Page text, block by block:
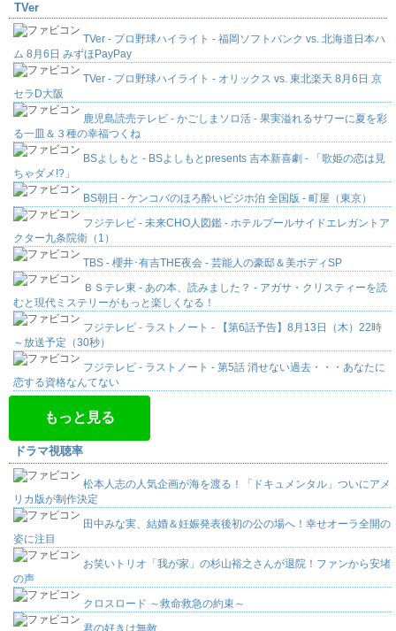
TVer
TVer - プロ野球ハイライト - 福岡ソフトバンク vs. 北海道日本ハ
ム 8月6日 みずほPayPay
TVer - プロ野球ハイライト - オリックス vs. 東北楽天 8月6日 京
セラD大阪
鹿児島読売テレビ - かごしまソロ活 - 果実溢れるサワーに夏を彩
る一皿＆３種の幸福つくね
BSよしもと - BSよしもとpresents 吉本新喜劇 - 「歌姫の恋は見
ちゃダメ!?」
BS朝日 - ケンコバのほろ酔いビジホ泊 全国版 - 町屋（東京）
フジテレビ - 未来CHO人図鑑 - ホテルプールサイドエレガントア
クター九条院衛（1）
TBS - 櫻井･有吉THE夜会 - 芸能人の豪邸＆美ボディSP
ＢＳテレ東 - あの本、読みました？ - アガサ・クリスティーを読
むと現代ミステリーがもっと楽しくなる！
フジテレビ - ラストノート - 【第6話予告】8月13日（木）22時
～放送予定（30秒）
フジテレビ - ラストノート - 第5話 消せない過去・・・あなたに
恋する資格なんてない
もっと見る
ドラマ視聴率
松本人志の人気企画が海を渡る！「ドキュメンタル」ついにアメ
リカ版が制作決定
田中みな実、結婚＆妊娠発表後初の公の場へ！幸せオーラ全開の
姿に注目
お笑いトリオ「我が家」の杉山裕之さんが退院！ファンから安堵
の声
クロスロード ～救命救急の約束～
君の好きは無敵